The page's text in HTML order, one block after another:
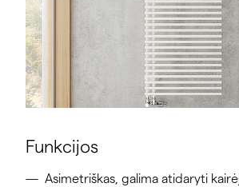
Funkcijos
Asimetriškas, galima atidaryti